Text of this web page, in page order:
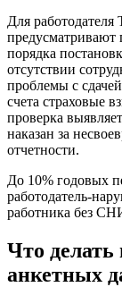
Для
предусматривают
порядка
отсутствии
проблемы с
счета страховые
проверка
наказан за
отчетности.
До 10% годовых
работодатель-
работника без
Что делать
анкетных